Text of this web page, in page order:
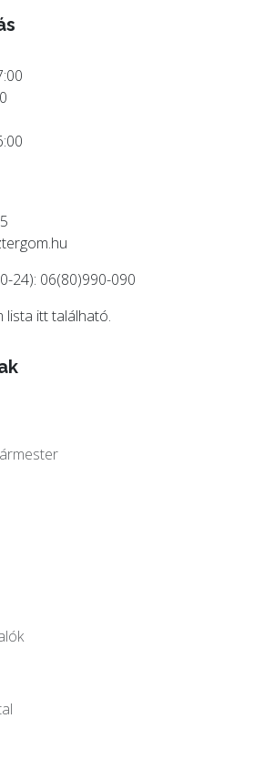
24): 06(80)990-090
lista itttalálható.